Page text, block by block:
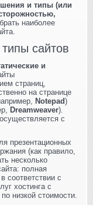
и типы (или
наиболее
сайтов
и
страниц,
на странице
Notepad)
Dreamweaver).
с
презентационных
(как правило,
несколько
полная
соответствии с
хостинга с
низкой стоимости.